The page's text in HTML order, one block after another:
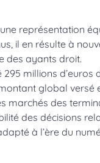
représentation
il en résulte à
des ayants droit.
millions d’euros
global versé
marchés des
des décisions
à l’ère du